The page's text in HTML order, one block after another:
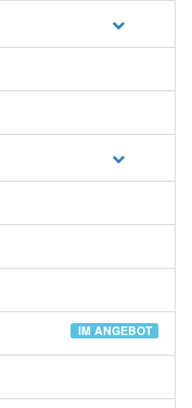
IM ANGEBOT